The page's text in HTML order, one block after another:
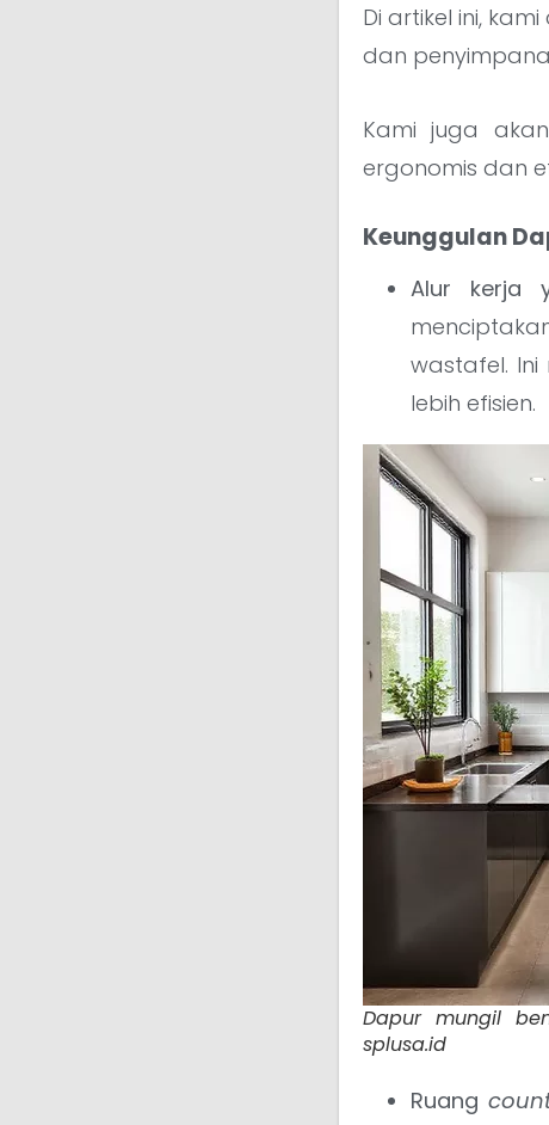
Di artikel ini,
dan
Kami juga
ergonomis dan
Keunggulan
Alur kerja
wastafel.
lebih efisien.
Dapur mungil
splusa.id
Ruang